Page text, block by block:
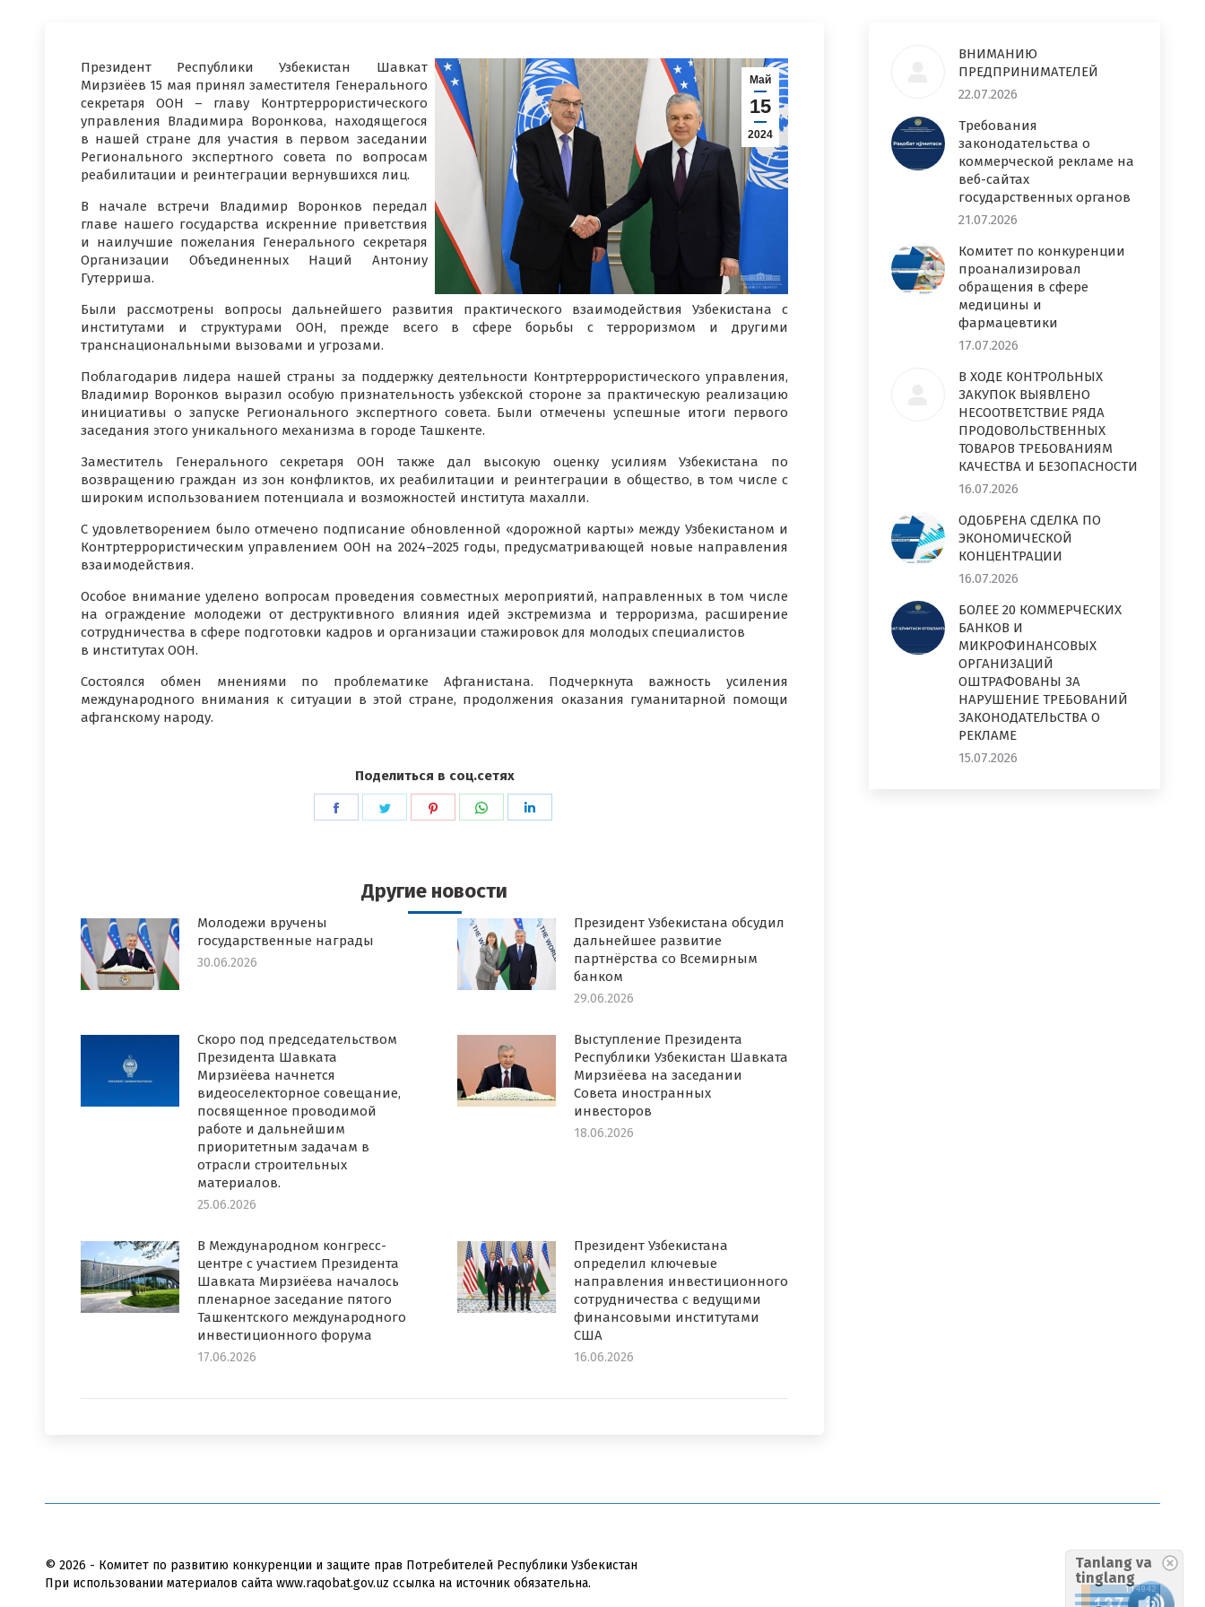
Май
15
2024
Президент Республики Узбекистан Шавкат
Мирзиёев 15 мая принял заместителя Генерального
секретаря ООН – главу Контртеррористического
управления Владимира Воронкова, находящегося
в нашей стране для участия в первом заседании
Регионального экспертного совета по вопросам
реабилитации и реинтеграции вернувшихся лиц.
В начале встречи Владимир Воронков передал
главе нашего государства искренние приветствия
и наилучшие пожелания Генерального секретаря
Организации Объединенных Наций Антониу
Гутерриша.
Были рассмотрены вопросы дальнейшего развития практического взаимодействия Узбекистана с
институтами и структурами ООН, прежде всего в сфере борьбы с терроризмом и другими
транснациональными вызовами и угрозами.
Поблагодарив лидера нашей страны за поддержку деятельности Контртеррористического управления,
Владимир Воронков выразил особую признательность узбекской стороне за практическую реализацию
инициативы о запуске Регионального экспертного совета. Были отмечены успешные итоги первого
заседания этого уникального механизма в городе Ташкенте.
Заместитель Генерального секретаря ООН также дал высокую оценку усилиям Узбекистана по
возвращению граждан из зон конфликтов, их реабилитации и реинтеграции в общество, в том числе с
широким использованием потенциала и возможностей института махалли.
С удовлетворением было отмечено подписание обновленной «дорожной карты» между Узбекистаном и
Контртеррористическим управлением ООН на 2024–2025 годы, предусматривающей новые направления
взаимодействия.
Особое внимание уделено вопросам проведения совместных мероприятий, направленных в том числе
на ограждение молодежи от деструктивного влияния идей экстремизма и терроризма, расширение
сотрудничества в сфере подготовки кадров и организации стажировок для молодых специалистов
в институтах ООН.
Состоялся обмен мнениями по проблематике Афганистана. Подчеркнута важность усиления
международного внимания к ситуации в этой стране, продолжения оказания гуманитарной помощи
афганскому народу.
Поделиться в соц.сетях
ПоделитьсяПоделитьсяПоделитьсяПоделиться
Другие новости
Молодежи вручены
государственные награды
30.06.2026
Президент Узбекистана обсудил
дальнейшее развитие
партнёрства со Всемирным
банком
29.06.2026
Скоро под председательством
Президента Шавката
Мирзиёева начнется
видеоселекторное совещание,
посвященное проводимой
работе и дальнейшим
приоритетным задачам в
отрасли строительных
материалов.
25.06.2026
Выступление Президента
Республики Узбекистан Шавката
Мирзиёева на заседании
Совета иностранных
инвесторов
18.06.2026
В Международном конгресс-
центре с участием Президента
Шавката Мирзиёева началось
пленарное заседание пятого
Ташкентского международного
инвестиционного форума
17.06.2026
Президент Узбекистана
определил ключевые
направления инвестиционного
сотрудничества с ведущими
финансовыми институтами
США
16.06.2026
ВНИМАНИЮ
ПРЕДПРИНИМАТЕЛЕЙ
22.07.2026
Требования
законодательства о
коммерческой рекламе на
веб-сайтах
государственных органов
21.07.2026
Комитет по конкуренции
проанализировал
обращения в сфере
медицины и
фармацевтики
17.07.2026
В ХОДЕ КОНТРОЛЬНЫХ
ЗАКУПОК ВЫЯВЛЕНО
НЕСООТВЕТСТВИЕ РЯДА
ПРОДОВОЛЬСТВЕННЫХ
ТОВАРОВ ТРЕБОВАНИЯМ
КАЧЕСТВА И БЕЗОПАСНОСТИ
16.07.2026
ОДОБРЕНА СДЕЛКА ПО
ЭКОНОМИЧЕСКОЙ
КОНЦЕНТРАЦИИ
16.07.2026
БОЛЕЕ 20 КОММЕРЧЕСКИХ
БАНКОВ И
МИКРОФИНАНСОВЫХ
ОРГАНИЗАЦИЙ
ОШТРАФОВАНЫ ЗА
НАРУШЕНИЕ ТРЕБОВАНИЙ
ЗАКОНОДАТЕЛЬСТВА О
РЕКЛАМЕ
15.07.2026
© 2026 - Комитет по развитию конкуренции и защите прав Потребителей Республики Узбекистан
При использовании материалов сайта www.raqobat.gov.uz ссылка на источник обязательна.
Tanlang va
tinglang